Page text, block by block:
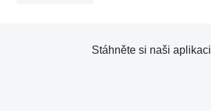
Stáhněte si naši aplikaci